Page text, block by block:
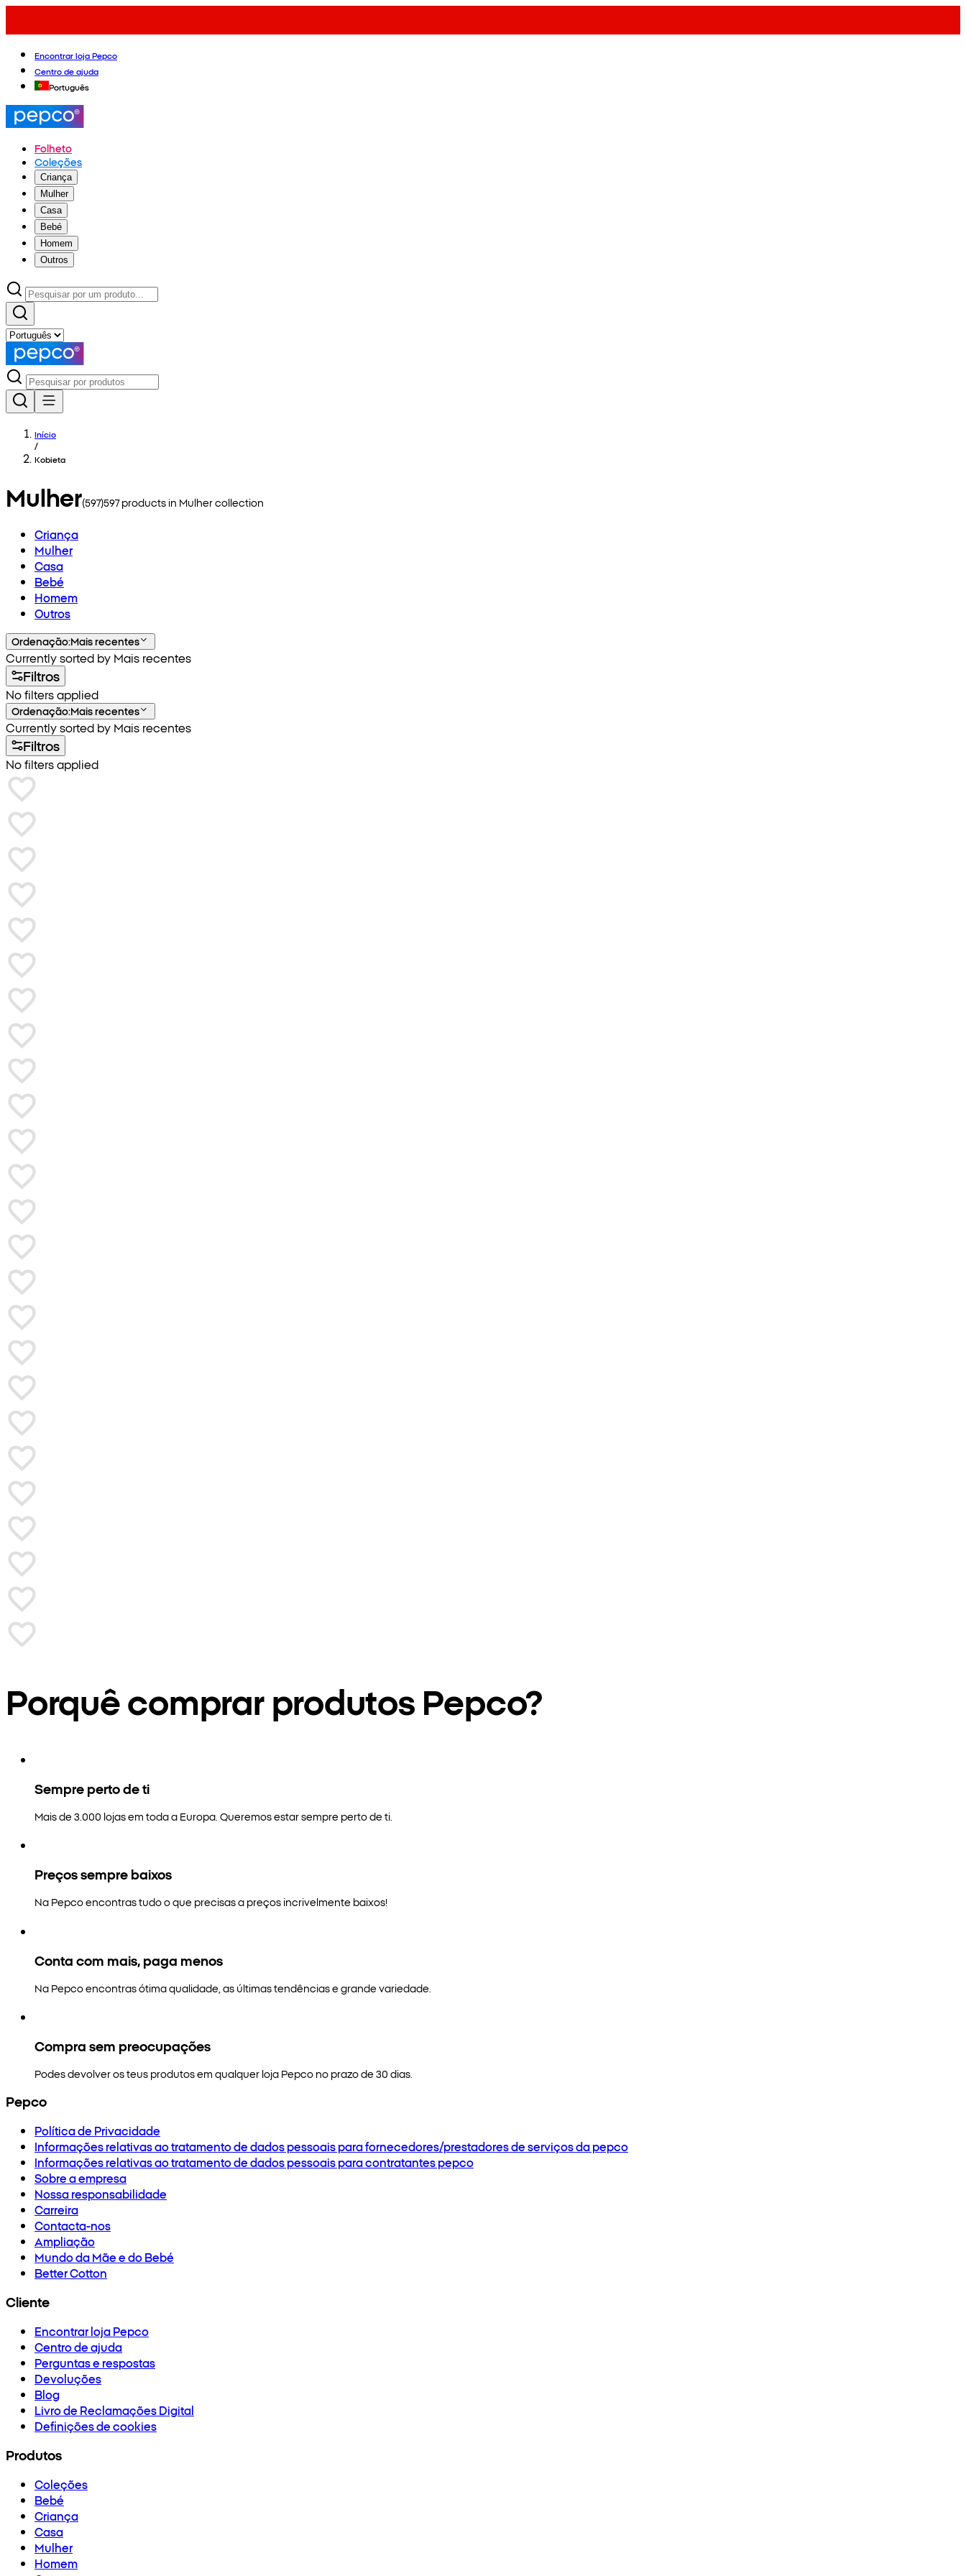
Encontrar loja Pepco
Centro de ajuda
Português
Folheto
Coleções
Criança
Mulher
Casa
Bebé
Homem
Outros
Início
/
Kobieta
Mulher(597)597products in Mulhercollection
Criança
Mulher
Casa
Bebé
Homem
Outros
Ordenação:Mais recentes
Currently sorted by Mais recentes
Filtros
No filters applied
Ordenação:Mais recentes
Currently sorted by Mais recentes
Filtros
No filters applied
Porquê comprar produtos Pepco?
Sempre perto de ti
Mais de 3.000 lojas em toda a Europa. Queremos estar sempre perto de ti.
Preços sempre baixos
Na Pepco encontras tudo o que precisas a preços incrivelmente baixos!
Conta com mais, paga menos
Na Pepco encontras ótima qualidade, as últimas tendências e grande variedade.
Compra sem preocupações
Podes devolver os teus produtos em qualquer loja Pepco no prazo de 30 dias.
Pepco
Política de Privacidade
Informações relativas ao tratamento de dados pessoais para fornecedores/prestadores de serviços da pepco
Informações relativas ao tratamento de dados pessoais para contratantes pepco
Sobre a empresa
Nossa responsabilidade
Carreira
Contacta-nos
Ampliação
Mundo da Mãe e do Bebé
Better Cotton
Cliente
Encontrar loja Pepco
Centro de ajuda
Perguntas e respostas
Devoluções
Blog
Livro de Reclamações Digital
Definições de cookies
Produtos
Coleções
Bebé
Criança
Casa
Mulher
Homem